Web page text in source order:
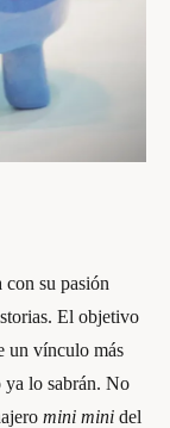
con su pasión
El objetivo
un vínculo más
ya lo sabrán. No
mini mini del